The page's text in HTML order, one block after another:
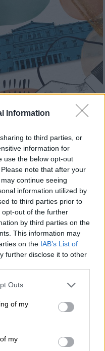
Information
to third parties, or
information for
use the below opt-out
note that after your
continue seeing
information utilized by
to third parties prior to
out of the further
by third parties on the
This information may
on the IAB’s List of
further disclose it to other
one or more Google
You may click to
its third-party tags to
in below Google
Outs
of my
my
μια ανάσα
σε αυτοδυναμία
κομμάτων για
και οι
– Πόσοι θα